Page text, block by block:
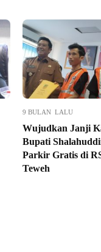
9 BULAN LALU
Wujudkan Janji
Bupati
Parkir Gratis di
Teweh